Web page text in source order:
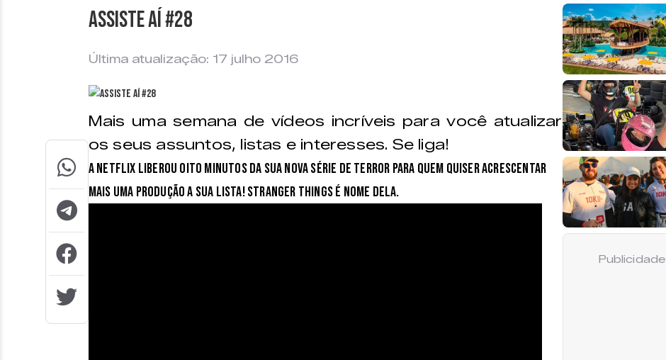
Assiste Aí #28
Última atualização: 17 julho 2016
Mais uma semana de vídeos incríveis para você atualizar
os seus assuntos, listas e interesses. Se liga!
A Netflix liberou oito minutos da sua nova série de terror para quem quiser acrescentar
mais uma produção a sua lista! Stranger Things é nome dela.
Publicidade